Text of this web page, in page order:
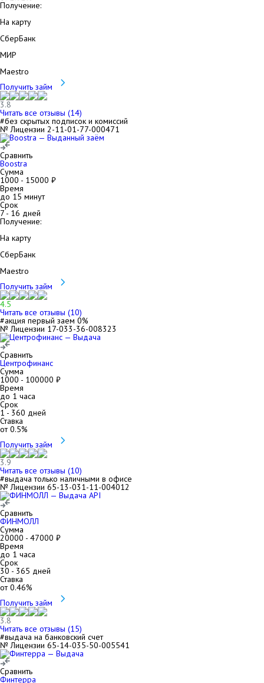
Получение:
На карту
СберБанк
МИР
Maestro
Получить займ
3.8
Читать все отзывы (14)
#без скрытых подписок и комиссий
№ Лицензии 2-11-01-77-000471
Сравнить
Boostra
Сумма
1000 - 15000 ₽
Время
до 15 минут
Срок
7- 16 дней
Получение:
На карту
СберБанк
Maestro
Получить займ
4.5
Читать все отзывы (10)
#акция первый заем 0%
№ Лицензии 17-033-36-008323
Сравнить
Центрофинанс
Сумма
1000 - 100000 ₽
Время
до 1 часа
Срок
1- 360 дней
Ставка
от0.5%
Получить займ
3.9
Читать все отзывы (10)
#выдача только наличными в офисе
№ Лицензии 65-13-031-11-004012
Сравнить
ФИНМОЛЛ
Сумма
20000 - 47000 ₽
Время
до 1 часа
Срок
30 - 365 дней
Ставка
от0.46%
Получить займ
3.8
Читать все отзывы (15)
#выдача на банковский счет
№ Лицензии 65-14-035-50-005541
Сравнить
Финтерра